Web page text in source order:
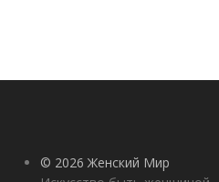
© 2026 Женский Мир